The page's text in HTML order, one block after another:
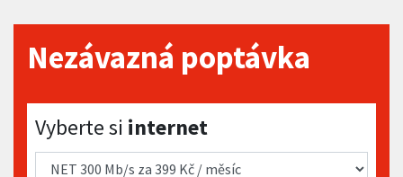
Nezávazná poptávka
Vyberte si internet
Vyberte si internet